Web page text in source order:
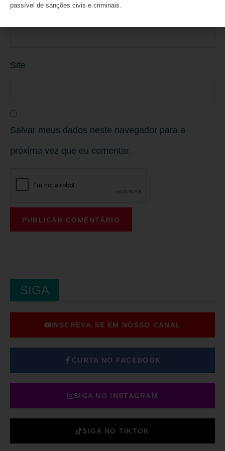
E-mail*
Site
Salvar meus dados neste navegador para a
próxima vez que eu comentar.
SIGA
INSCREVA-SE EM NOSSO CANAL
CURTA NO FACEBOOK
SIGA NO INSTAGRAM
SIGA NO TIKTOK
passível de sanções civis e criminais.